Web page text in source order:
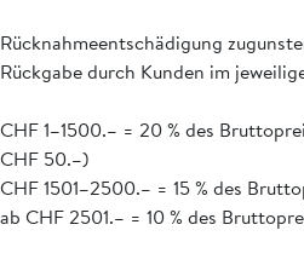
Rücknahmeentschädigung
Rückgabe durch Kunden im
CHF 1–1500.– = 20 % des
CHF 50.–)
CHF 1501–2500.– = 15 % des
ab CHF 2501.– = 10 % des